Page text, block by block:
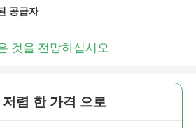
공급자
것을 전망하십시오
저렴 한 가격 으로